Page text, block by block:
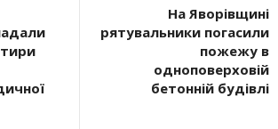
На Яворівщині
рятувальники погасили
пожежу в
одноповерховій
бетонній будівлі